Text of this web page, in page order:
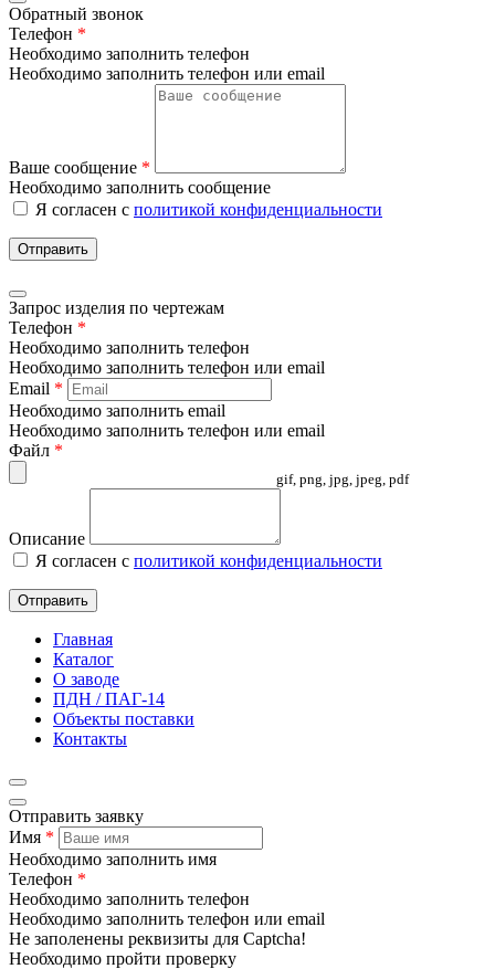
Обратный звонок
Телефон *
Необходимо заполнить телефон
Необходимо заполнить телефон или email
Ваше сообщение *
Необходимо заполнить сообщение
Я согласен с политикой конфиденциальности
Отправить
Запрос изделия по чертежам
Телефон *
Необходимо заполнить телефон
Необходимо заполнить телефон или email
Email *
Необходимо заполнить email
Необходимо заполнить телефон или email
Файл *
gif, png, jpg, jpeg, pdf
Описание
Я согласен с политикой конфиденциальности
Отправить
Главная
Каталог
О заводе
ПДН / ПАГ-14
Объекты поставки
Контакты
Отправить заявку
Имя *
Необходимо заполнить имя
Телефон *
Необходимо заполнить телефон
Необходимо заполнить телефон или email
Не заполенены реквизиты для Captcha!
Необходимо пройти проверку